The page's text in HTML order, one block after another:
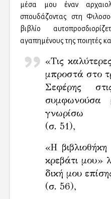
μέσα μου έναν
σπουδάζοντας στη
βιβλίο
αγαπημένους της ποιητές
«Τις
μπροστά στο
Σεφέρης
συμφωνούσα
γνωρίσω
(σ. 51),
«Η
κρεβάτι μου»
δική μου
(σ. 56),